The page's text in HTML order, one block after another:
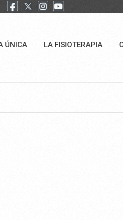
ÚNICA LA FISIOTERAPIA